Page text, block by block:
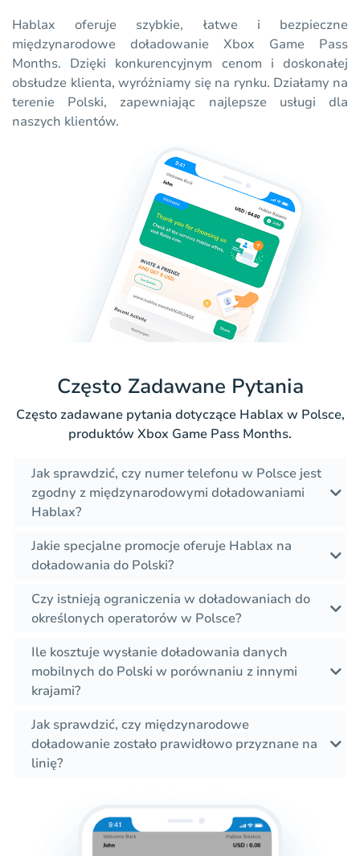
Hablax oferuje szybkie, łatwe i bezpieczne
międzynarodowe doładowanie Xbox Game Pass
Months. Dzięki konkurencyjnym cenom i doskonałej
obsłudze klienta, wyróżniamy się na rynku. Działamy na
terenie Polski, zapewniając najlepsze usługi dla
naszych klientów.
Często Zadawane Pytania
Często zadawane pytania dotyczące Hablax w Polsce,
produktów Xbox Game Pass Months.
Jak sprawdzić, czy numer telefonu w Polsce jest
zgodny z międzynarodowymi doładowaniami
Hablax?
Jakie specjalne promocje oferuje Hablax na
doładowania do Polski?
Czy istnieją ograniczenia w doładowaniach do
określonych operatorów w Polsce?
Ile kosztuje wysłanie doładowania danych
mobilnych do Polski w porównaniu z innymi
krajami?
Jak sprawdzić, czy międzynarodowe
doładowanie zostało prawidłowo przyznane na
linię?